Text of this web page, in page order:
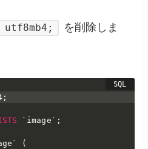
utf8mb4;
を削除しま
;
` image ` ;
`
(